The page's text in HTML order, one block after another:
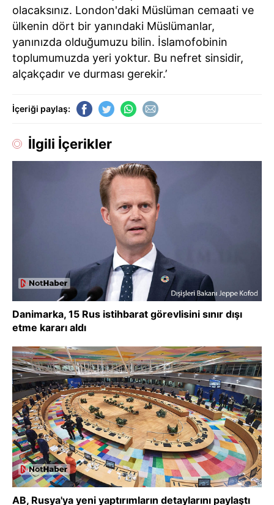
olacaksınız. London'daki Müslüman cemaati ve
ülkenin dört bir yanındaki Müslümanlar,
yanınızda olduğumuzu bilin. İslamofobinin
toplumumuzda yeri yoktur. Bu nefret sinsidir,
alçakçadır ve durması gerekir.’
İçeriği paylaş:
İlgili İçerikler
Danimarka, 15 Rus istihbarat görevlisini sınır dışı
etme kararı aldı
AB, Rusya'ya yeni yaptırımların detaylarını paylaştı